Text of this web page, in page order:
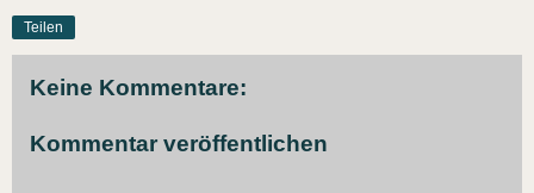
Teilen
Keine Kommentare:
Kommentar veröffentlichen